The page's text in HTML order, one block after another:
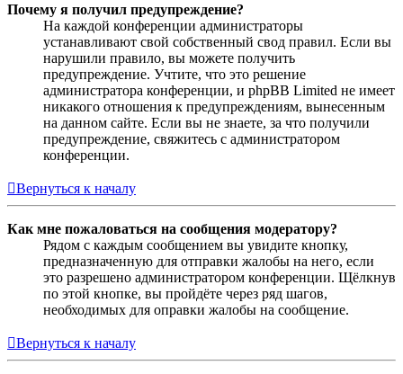
Почему я получил предупреждение?
На каждой конференции администраторы
устанавливают свой собственный свод правил. Если вы
нарушили правило, вы можете получить
предупреждение. Учтите, что это решение
администратора конференции, и phpBB Limited не имеет
никакого отношения к предупреждениям, вынесенным
на данном сайте. Если вы не знаете, за что получили
предупреждение, свяжитесь с администратором
конференции.
Вернуться к началу
Как мне пожаловаться на сообщения модератору?
Рядом с каждым сообщением вы увидите кнопку,
предназначенную для отправки жалобы на него, если
это разрешено администратором конференции. Щёлкнув
по этой кнопке, вы пройдёте через ряд шагов,
необходимых для оправки жалобы на сообщение.
Вернуться к началу